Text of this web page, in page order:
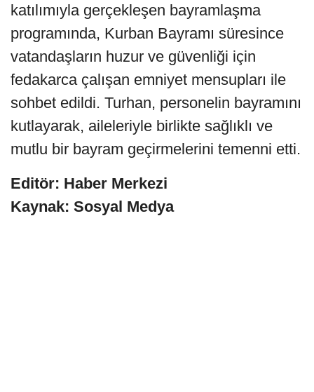
katılımıyla gerçekleşen bayramlaşma
programında, Kurban Bayramı süresince
vatandaşların huzur ve güvenliği için
fedakarca çalışan emniyet mensupları ile
sohbet edildi. Turhan, personelin bayramını
kutlayarak, aileleriyle birlikte sağlıklı ve
mutlu bir bayram geçirmelerini temenni etti.
Editör: Haber Merkezi
Kaynak: Sosyal Medya